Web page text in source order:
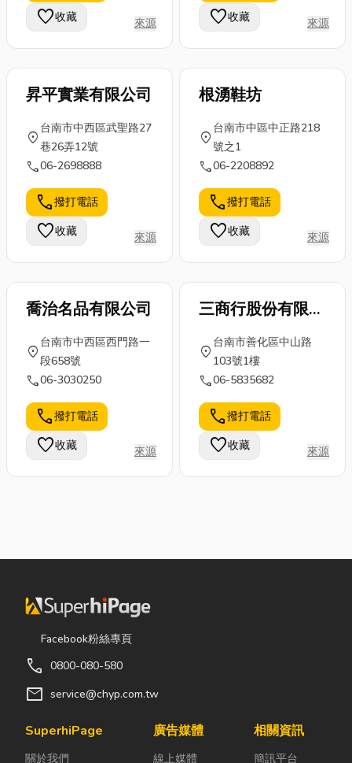
favorite收藏 來源 favorite收藏 來源
昇平實業有限公司
location_on
台南市中西區武聖路27
巷26弄12號
call06-2698888
call撥打電話
favorite收藏 來源
根湧鞋坊
location_on
台南市中區中正路218
號之1
call06-2208892
call撥打電話
favorite收藏 來源
喬治名品有限公司
location_on
台南市中西區西門路一
段658號
call06-3030250
call撥打電話
favorite收藏 來源
三商行股份有限公
司善化分公司
location_on
台南市善化區中山路
103號1樓
call06-5835682
call撥打電話
favorite收藏 來源
Facebook粉絲專頁
call 0800-080-580
mail service@chyp.com.tw
SuperhiPage
關於我們
廣告媒體
線上媒體
相關資訊
簡訊平台